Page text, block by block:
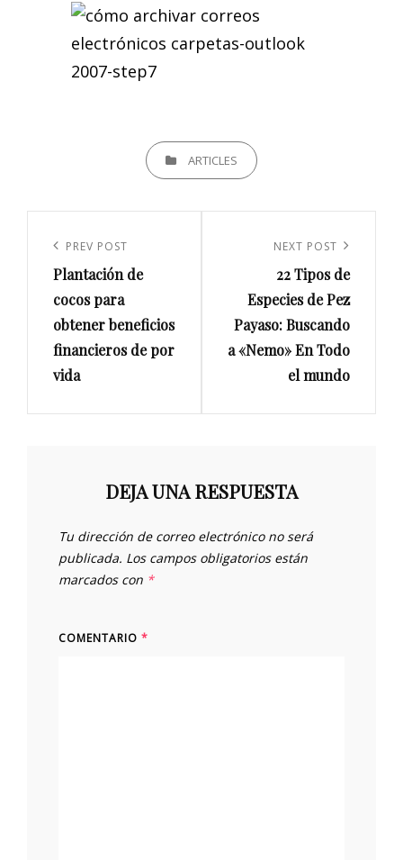
CATEGORIESARTICLES
entradas
Previous
Post
PREV POST
Plantación de
cocos para
obtener beneficios
financieros de por
vida
NEXT POST
22 Tipos de
Especies de Pez
Payaso: Buscando
a «Nemo» En Todo
el mundo
DEJA UNA RESPUESTA
Tu dirección de correo electrónico no será
publicada. Los campos obligatorios están
marcados con *
COMENTARIO *